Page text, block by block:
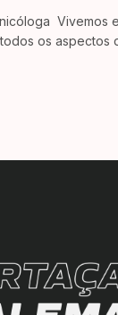
Vivemos
os aspectos